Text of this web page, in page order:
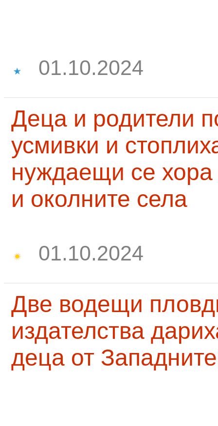
01.10.2024
Деца и родители
усмивки и
нуждаещи се
и околните села
01.10.2024
Две водещи
издателства
деца от